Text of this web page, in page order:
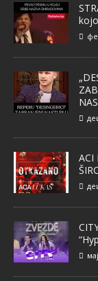
ACI